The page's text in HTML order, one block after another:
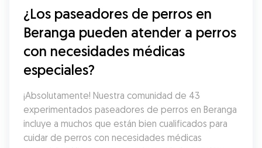
¿Los paseadores de perros en
Beranga pueden atender a perros
con necesidades médicas
especiales?
¡Absolutamente! Nuestra comunidad de 43
experimentados paseadores de perros en Beranga
incluye a muchos que están bien cualificados para
cuidar de perros con necesidades médicas